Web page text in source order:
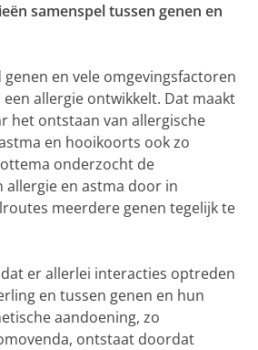
samenspel tussen genen en
en vele omgevingsfactoren
allergie ontwikkelt. Dat maakt
het ontstaan van allergische
en hooikoorts ook zo
onderzocht de
allergie en astma door in
meerdere genen tegelijk te
er allerlei interacties optreden
en tussen genen en hun
aandoening, zo
ontstaat doordat